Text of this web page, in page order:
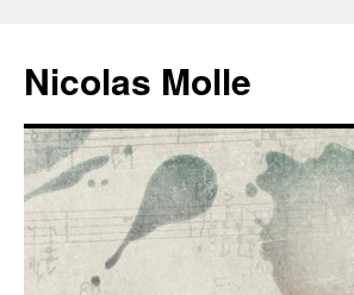
contenu
Nicolas Molle